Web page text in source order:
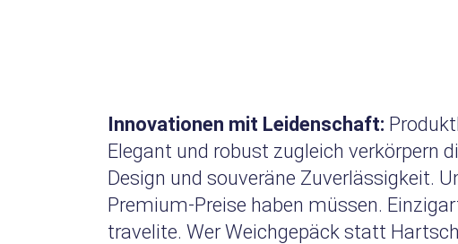
Innovationen mit Leidenschaft:
Elegant und robust zugleich verkörpern
Design und souveräne Zuverlässigkeit.
Premium-Preise haben müssen.
travelite. Wer Weichgepäck statt